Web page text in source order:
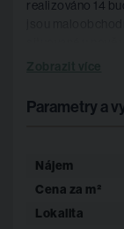
realizováno 14
indukční
Parametry a
Nájem
Cena za m²
Lokalita